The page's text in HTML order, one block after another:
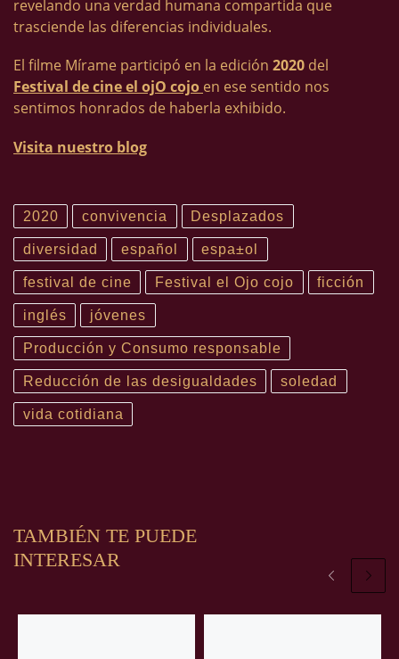
revelando una verdad humana compartida que
trasciende las diferencias individuales.
El filme Mírame participó en la edición 2020 del
Festival de cine el ojO cojo en ese sentido nos
sentimos honrados de haberla exhibido.
Visita nuestro blog
2020 convivencia Desplazados
diversidad español espa±ol
festival de cine Festival el Ojo cojo ficción
inglés jóvenes
Producción y Consumo responsable
Reducción de las desigualdades soledad
vida cotidiana
TAMBIÉN TE PUEDE
INTERESAR